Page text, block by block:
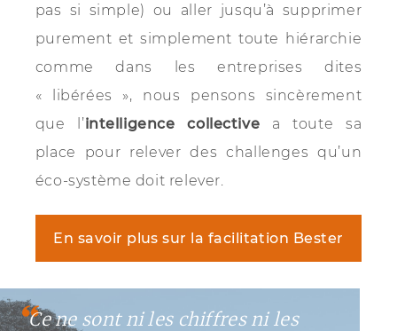
pas si simple) ou aller jusqu’à supprimer
purement et simplement toute hiérarchie
comme dans les entreprises dites
« libérées », nous pensons sincèrement
que l’intelligence collective a toute sa
place pour relever des challenges qu’un
éco-système doit relever.
En savoir plus sur la facilitation Bester
Ce ne sont ni les chiffres ni les